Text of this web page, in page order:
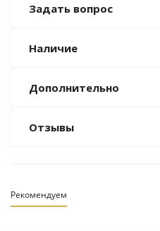
Задать вопрос
Наличие
Дополнительно
Отзывы
Рекомендуем